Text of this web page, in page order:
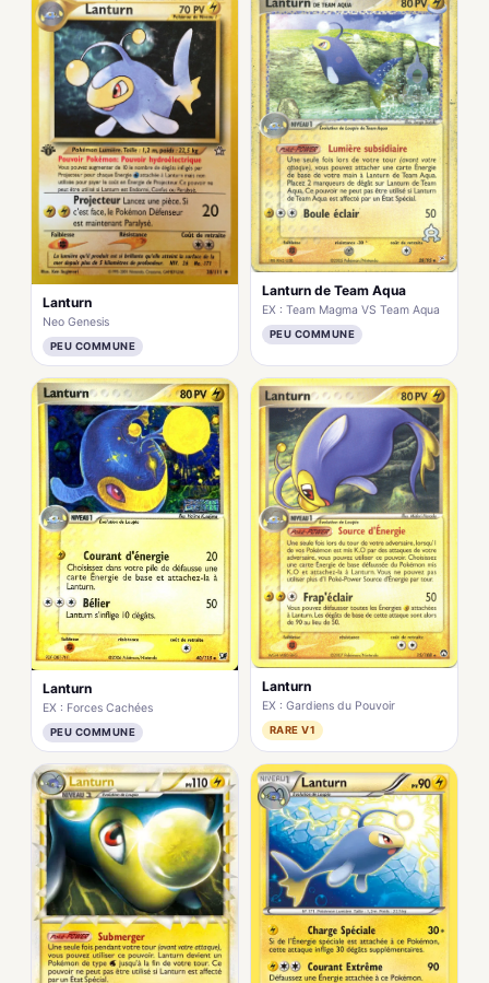
Lanturn
Neo Genesis
PEU COMMUNE
Lanturn de Team Aqua
EX : Team Magma VS Team Aqua
PEU COMMUNE
Lanturn
EX : Forces Cachées
PEU COMMUNE
Lanturn
EX : Gardiens du Pouvoir
RARE V1